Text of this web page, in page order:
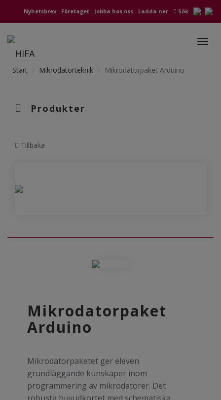
Nyhetsbrev Företaget Jobba hos oss Ladda ner Sök
Start
Mikrodatorteknik Mikrodatorpaket Arduino
Produkter
Tillbaka
Mikrodatorpaket
Arduino
Mikrodatorpaketet ger eleven
grundläggande kunskaper inom
programmering av mikrodatorer. Det
robusta huvudkortet med schematiska